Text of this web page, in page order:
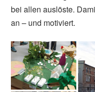
bei allen auslöste.
an – und motiviert.